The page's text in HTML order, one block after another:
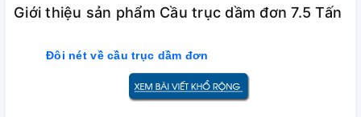
Giới thiệu sản phẩm Cầu trục dầm đơn 7.5 Tấn
Đôi nét về cầu trục dầm đơn